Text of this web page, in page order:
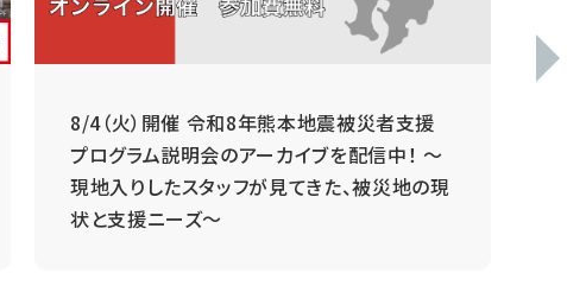
8/4（火）開催 令和8年熊本地震被災者支援
プログラム説明会のアーカイブを配信中！ ～
現地入りしたスタッフが見てきた、被災地の現
状と支援ニーズ～